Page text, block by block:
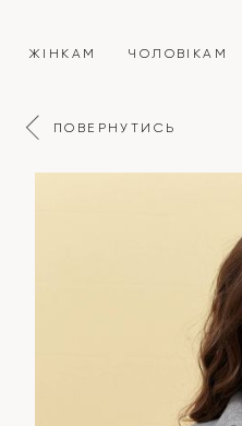
ЖІНКАМ ЧОЛОВІКАМ
ПОВЕРНУТИСЬ